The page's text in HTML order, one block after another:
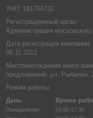
УНП: 191794732
Регистрационный орган:
Администрация
Дата регистрации компании:
06.11.2012
Местонахождение книги
предложений: ул. Рыбалко,
Режим работы:
День
Время
Понедельник
09:00-17:30